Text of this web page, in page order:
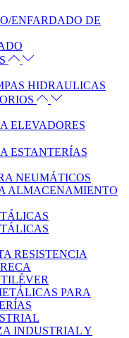
ENFARDADO DE
HIDRAULICAS
ELEVADORES
ESTANTERÍAS
NEUMÁTICOS
ALMACENAMIENTO
RESISTENCIA
PARA
INDUSTRIAL Y